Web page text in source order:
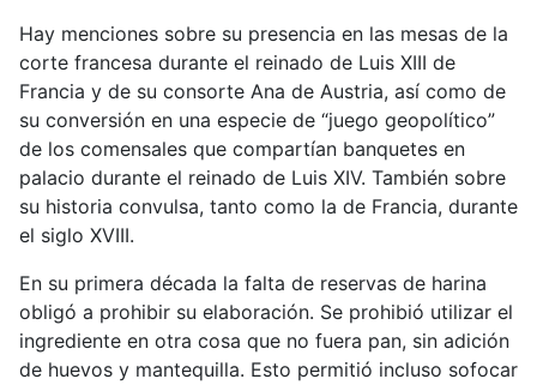
Hay menciones sobre su presencia en las mesas de la
corte francesa durante el reinado de Luis XIII de
Francia y de su consorte Ana de Austria, así como de
su conversión en una especie de “juego geopolítico”
de los comensales que compartían banquetes en
palacio durante el reinado de Luis XIV. También sobre
su historia convulsa, tanto como la de Francia, durante
el siglo XVIII.
En su primera década la falta de reservas de harina
obligó a prohibir su elaboración. Se prohibió utilizar el
ingrediente en otra cosa que no fuera pan, sin adición
de huevos y mantequilla. Esto permitió incluso sofocar